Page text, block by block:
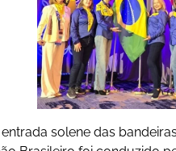
solene das